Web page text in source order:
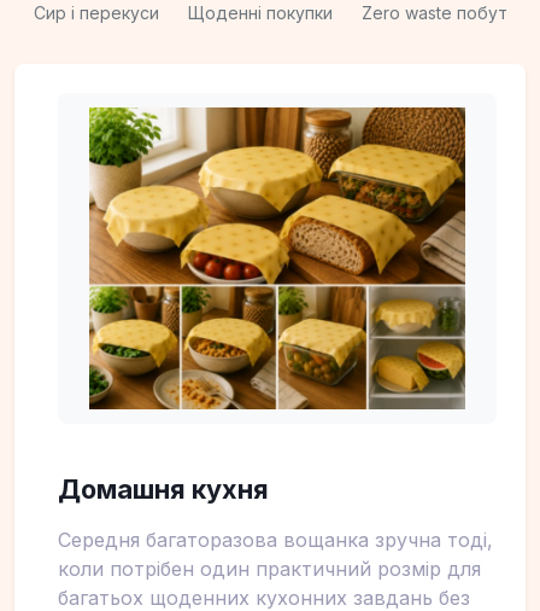
Сир і перекуси Щоденні покупки Zero waste побут
Домашня кухня
Середня багаторазова вощанка зручна тоді,
коли потрібен один практичний розмір для
багатьох щоденних кухонних завдань без